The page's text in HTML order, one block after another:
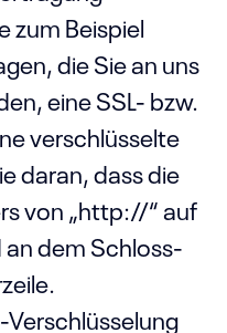
zum Beispiel
die Sie an uns
eine SSL- bzw.
verschlüsselte
daran, dass die
von „http://“ auf
dem Schloss-
Verschlüsselung